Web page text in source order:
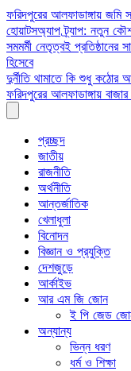
Skip
to
content
ফরিদপুরের আলফাডাঙ্গায় জমি
হোয়াটসঅ্যাপ ট্র্যাপ: নতুন
সমমর্মী নেতৃত্বই প্রতিষ্ঠানের
হিসেবে
দুর্নীতি থামাতে কি শুধু কঠোর
ফরিদপুরের আলফাডাঙ্গায়
প্রচ্ছদ
জাতীয়
রাজনীতি
অর্থনীতি
আন্তর্জাতিক
খেলাধুলা
বিনোদন
বিজ্ঞান ও প্রযুক্তি
দেশজুড়ে
আর্কাইভ
আর এম জি জোন
ই পি জেড
অন্যান্য
ভিন্ন ধরণ
ধর্ম ও শিক্ষা